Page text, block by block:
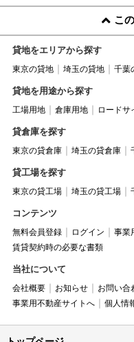
こ
貸地をエリアから探す
東京の貸地 埼玉の貸地 千葉
貸地を用途から探す
工場用地 倉庫用地 ロードサ
貸倉庫を探す
東京の貸倉庫 埼玉の貸倉庫
貸工場を探す
東京の貸工場 埼玉の貸工場
コンテンツ
無料会員登録 ログイン
事業
賃貸契約時の必要な書類
当社について
会社概要 お知らせ お問い合
事業用不動産サイトへ
個人情